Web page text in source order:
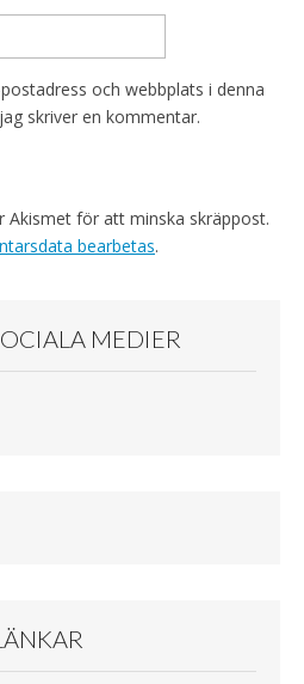
och webbplats i denna
skriver en kommentar.
Akismet för att minska skräppost.
bearbetas.
MEDIER